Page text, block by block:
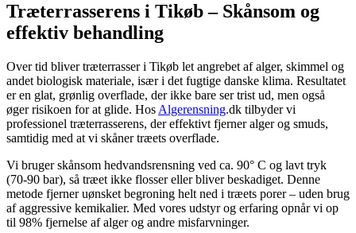
Træterrasserens i Tikøb – Skånsom og
effektiv behandling
Over tid bliver træterrasser i Tikøb let angrebet af alger, skimmel og
andet biologisk materiale, især i det fugtige danske klima. Resultatet
er en glat, grønlig overflade, der ikke bare ser trist ud, men også
øger risikoen for at glide. Hos Algerensning.dk tilbyder vi
professionel træterrasserens, der effektivt fjerner alger og smuds,
samtidig med at vi skåner træets overflade.
Vi bruger skånsom hedvandsrensning ved ca. 90° C og lavt tryk
(70-90 bar), så træet ikke flosser eller bliver beskadiget. Denne
metode fjerner uønsket begroning helt ned i træets porer – uden brug
af aggressive kemikalier. Med vores udstyr og erfaring opnår vi op
til 98% fjernelse af alger og andre misfarvninger.